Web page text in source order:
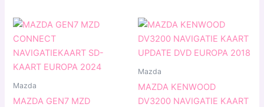
Mazda
MAZDA GEN7 MZD
Mazda
MAZDA KENWOOD
DV3200 NAVIGATIE KAART
heeft